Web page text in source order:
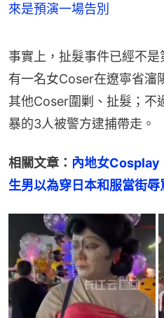
來是預演一場告別
事實上，扯髮事件已經不
有一名女Coser在遼寧省瀋
其他Coser圍剿、扯髮；不
暴的3人被警方逮捕帶走。
相關文章： 內地女Cosplay
生男以為穿日本和服當街辱